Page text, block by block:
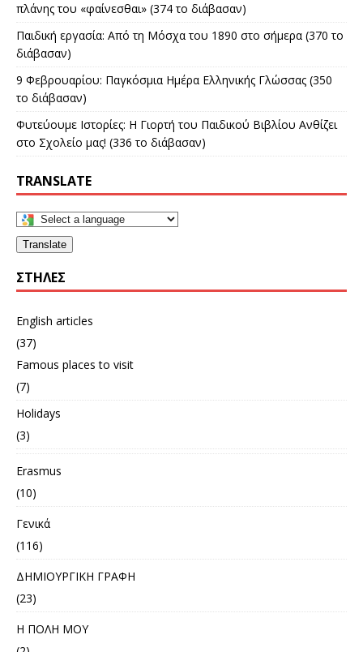
πλάνης του «φαίνεσθαι» (374 το διάβασαν)
Παιδική εργασία: Από τη Μόσχα του 1890 στο σήμερα (370 το
διάβασαν)
9 Φεβρουαρίου: Παγκόσμια Ημέρα Ελληνικής Γλώσσας (350
το διάβασαν)
Φυτεύουμε Ιστορίες: Η Γιορτή του Παιδικού Βιβλίου Ανθίζει
στο Σχολείο μας! (336 το διάβασαν)
TRANSLATE
Translate
ΣΤΉΛΕΣ
English articles
(37)
Famous places to visit
(7)
Holidays
(3)
Erasmus
(10)
Γενικά
(116)
ΔΗΜΙΟΥΡΓΙΚΗ ΓΡΑΦΗ
(23)
Η ΠΟΛΗ ΜΟΥ